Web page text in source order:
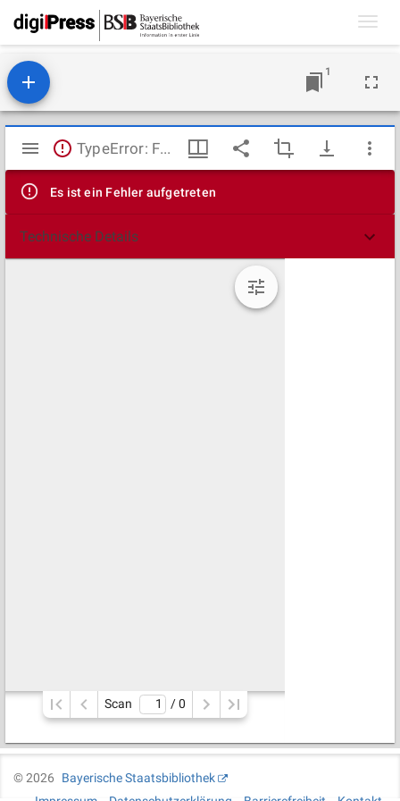
1
Mirador
Viewer
TypeError: Failed to fetch
Es ist ein Fehler aufgetreten
Technische Details
Scan / 0
©2026
Bayerische Staatsbibliothek